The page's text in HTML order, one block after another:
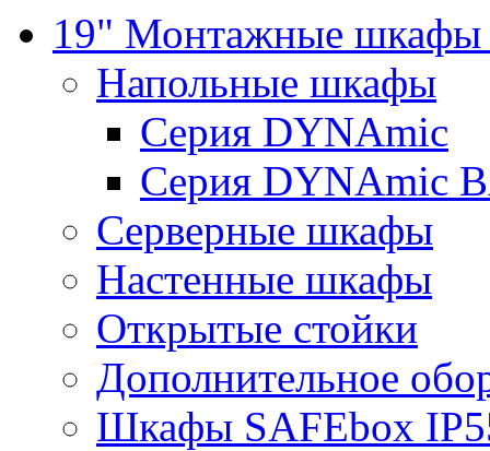
19" Монтажные
Напольные шкафы
Серия DYNAmic
Серия DYNAmic
Серверные шкафы
Настенные шкафы
Открытые стойки
Дополнительное
Шкафы SAFEbox